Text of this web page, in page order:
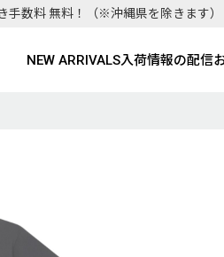
手数料 無料！ （※沖縄県を除きます）
NEW ARRIVALS入荷情報の配信